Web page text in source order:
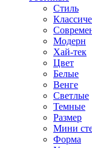
Стиль
Модерн
Хай-тек
Цвет
Белые
Венге
Светлые
Темные
Размер
Мини
Форма